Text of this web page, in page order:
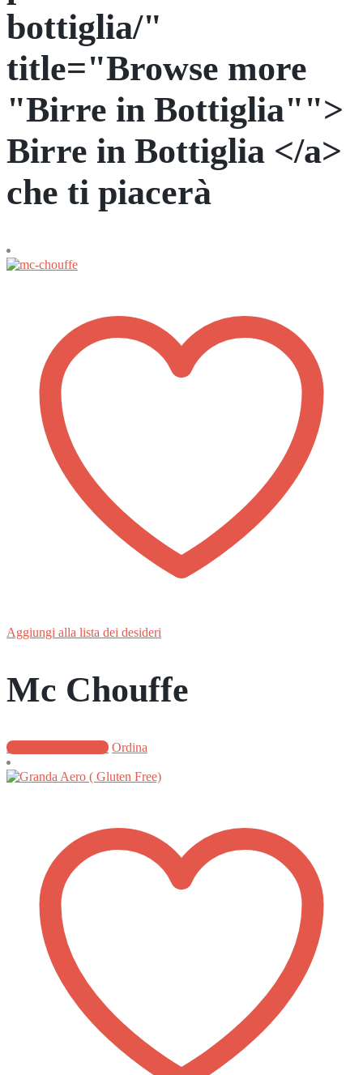
bottiglia/"
title="Browse more
"Birre in Bottiglia"">
Birre in Bottiglia </a>
che ti piacerà
Aggiungi alla lista dei desideri
Mc Chouffe
Aggiungi al carrello Ordina